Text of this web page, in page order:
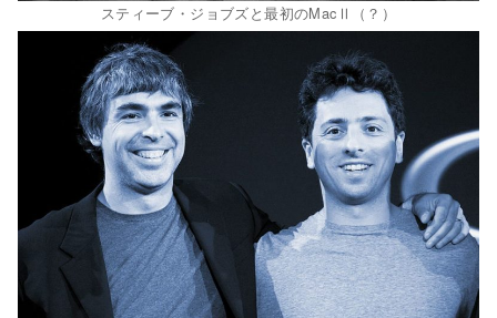
スティーブ・ジョブズと最初のMacⅡ（？）